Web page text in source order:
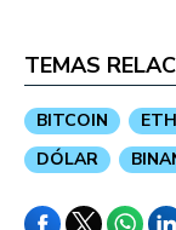
TEMAS
BITCOIN
DÓLAR